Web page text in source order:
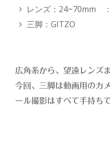
レンズ：24~70mm
三脚：GITZO
広角系から、望遠レンズ
今回、三脚は動画用のカ
ール撮影はすべて手持ちで